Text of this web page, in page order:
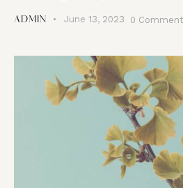
ADMIN June 13, 2023 0